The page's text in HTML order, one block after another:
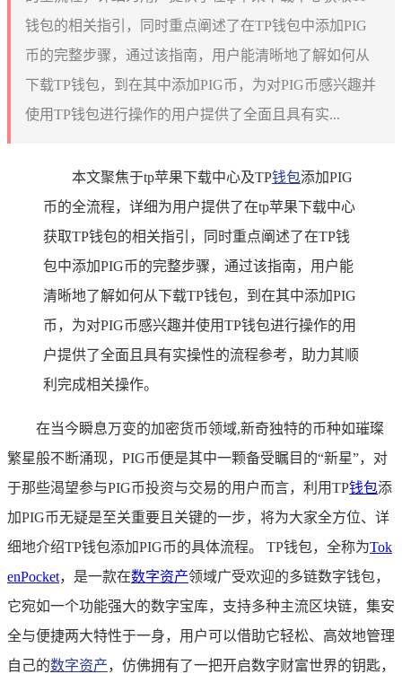
钱包的相关指引，同时重点阐述了在TP钱包中添加PIG
币的完整步骤，通过该指南，用户能清晰地了解如何从
下载TP钱包，到在其中添加PIG币，为对PIG币感兴趣并
使用TP钱包进行操作的用户提供了全面且具有实...
本文聚焦于tp苹果下载中心及TP钱包添加PIG
币的全流程，详细为用户提供了在tp苹果下载中心
获取TP钱包的相关指引，同时重点阐述了在TP钱
包中添加PIG币的完整步骤，通过该指南，用户能
清晰地了解如何从下载TP钱包，到在其中添加PIG
币，为对PIG币感兴趣并使用TP钱包进行操作的用
户提供了全面且具有实操性的流程参考，助力其顺
利完成相关操作。
在当今瞬息万变的加密货币领域,新奇独特的币种如璀璨
繁星般不断涌现，PIG币便是其中一颗备受瞩目的“新星”，对
于那些渴望参与PIG币投资与交易的用户而言，利用TP钱包添
加PIG币无疑是至关重要且关键的一步，将为大家全方位、详
细地介绍TP钱包添加PIG币的具体流程。 TP钱包，全称为Tok
enPocket，是一款在数字资产领域广受欢迎的多链数字钱包，
它宛如一个功能强大的数字宝库，支持多种主流区块链，集安
全与便捷两大特性于一身，用户可以借助它轻松、高效地管理
自己的数字资产，仿佛拥有了一把开启数字财富世界的钥匙，